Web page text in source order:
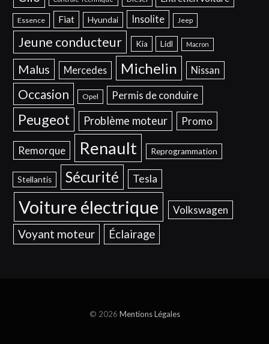
Essence Fiat Hyundai Insolite Jeep
Jeune conducteur Kia Lidl Macron
Malus Mercedes Michelin Nissan
Occasion Opel Permis de conduire
Peugeot Problème moteur Promo
Remorque Renault Reprogrammation
Stellantis Sécurité Tesla
Voiture électrique Volkswagen
Voyant moteur Éclairage
© 2026 Mentions Légales